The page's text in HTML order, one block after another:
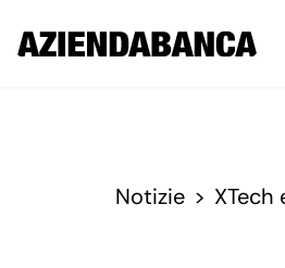
Notizie XTech